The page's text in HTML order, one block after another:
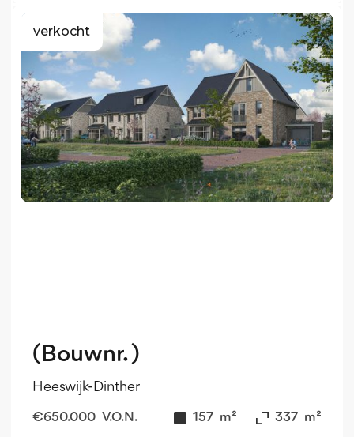
verkocht
(Bouwnr. )
Heeswijk-Dinther
€650.000 V.O.N. 157 m² 337 m²